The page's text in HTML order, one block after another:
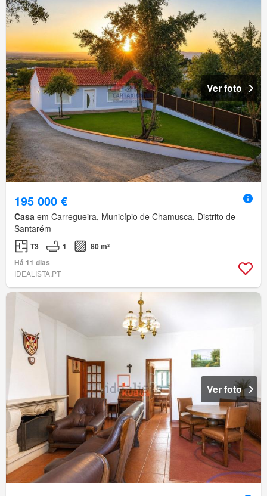
Ver foto
195 000 €
Casa em Carregueira, Município de Chamusca, Distrito de
Santarém
T3 1
80 m²
Há 11 dias
IDEALISTA.PT
Ver foto